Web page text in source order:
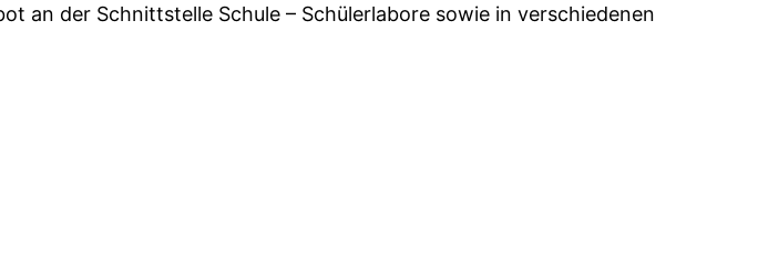
an der Schnittstelle Schule – Schülerlabore sowie in verschiedenen